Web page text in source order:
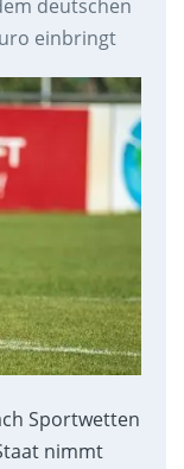
deutschen
einbringt
Sportwetten
nimmt